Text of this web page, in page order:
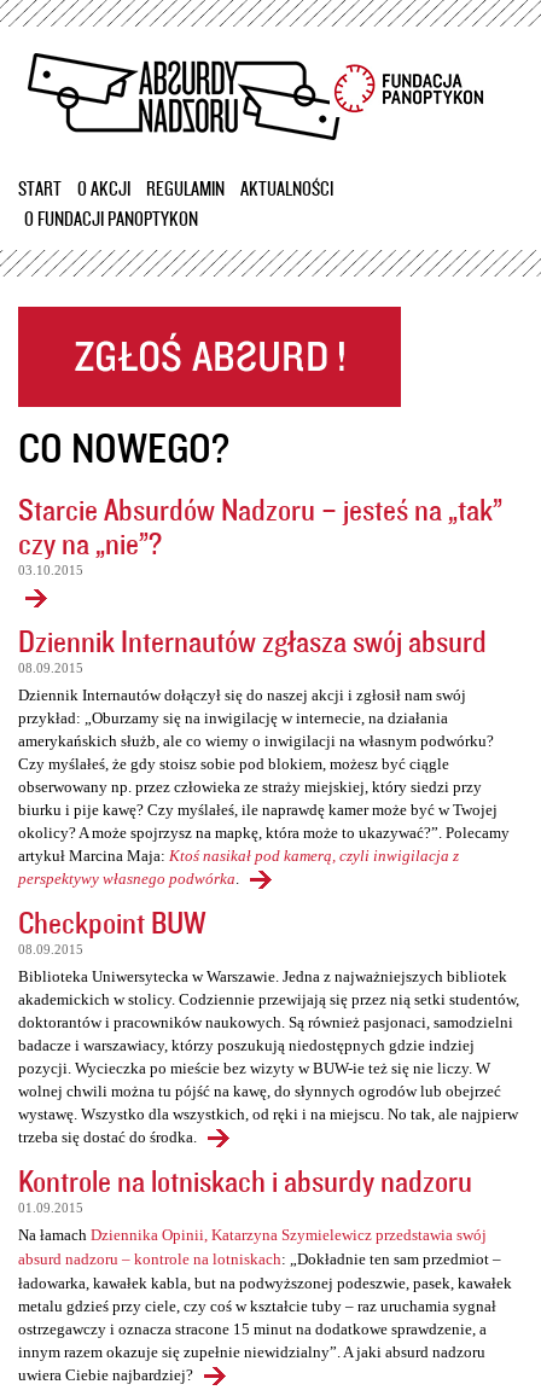
Przejdź
treści
START O AKCJI REGULAMIN
AKTUALNOŚCI
O FUNDACJI PANOPTYKON
CO NOWEGO?
Starcie Absurdów Nadzoru – jesteś na „tak”
czy na „nie”?
03.10.2015
Dziennik Internautów zgłasza swój absurd
08.09.2015
Dziennik Internautów dołączył się do naszej akcji i zgłosił nam swój
przykład: „Oburzamy się na inwigilację w internecie, na działania
amerykańskich służb, ale co wiemy o inwigilacji na własnym podwórku?
Czy myślałeś, że gdy stoisz sobie pod blokiem, możesz być ciągle
obserwowany np. przez człowieka ze straży miejskiej, który siedzi przy
biurku i pije kawę? Czy myślałeś, ile naprawdę kamer może być w Twojej
okolicy? A może spojrzysz na mapkę, która może to ukazywać?”. Polecamy
artykuł Marcina Maja: Ktoś nasikał pod kamerą, czyli inwigilacja z
perspektywy własnego podwórka
Checkpoint BUW
08.09.2015
Biblioteka Uniwersytecka w Warszawie. Jedna z najważniejszych bibliotek
akademickich w stolicy. Codziennie przewijają się przez nią setki studentów,
doktorantów i pracowników naukowych. Są również pasjonaci, samodzielni
badacze i warszawiacy, którzy poszukują niedostępnych gdzie indziej
pozycji. Wycieczka po mieście bez wizyty w BUW-ie też się nie liczy. W
wolnej chwili można tu pójść na kawę, do słynnych ogrodów lub obejrzeć
wystawę. Wszystko dla wszystkich, od ręki i na miejscu. No tak, ale najpierw
trzeba się dostać do środka.
Kontrole na lotniskach i absurdy nadzoru
01.09.2015
Na łamach Dziennika Opinii, Katarzyna Szymielewicz przedstawia swój
absurd nadzoru – kontrole na lotniskach: „Dokładnie ten sam przedmiot –
ładowarka, kawałek kabla, but na podwyższonej podeszwie, pasek, kawałek
metalu gdzieś przy ciele, czy coś w kształcie tuby – raz uruchamia sygnał
ostrzegawczy i oznacza stracone 15 minut na dodatkowe sprawdzenie, a
innym razem okazuje się zupełnie niewidzialny”. A jaki absurd nadzoru
uwiera Ciebie najbardziej?